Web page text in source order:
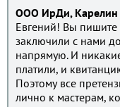
ООО ИрДи, Карелин
Евгений! Вы
заключили с нами
напрямую. И
платили, и
Поэтому все
лично к мастерам,